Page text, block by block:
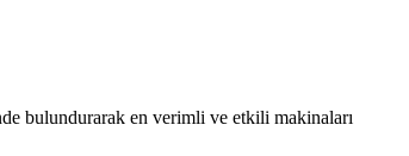
bulundurarak en verimli ve etkili makinaları